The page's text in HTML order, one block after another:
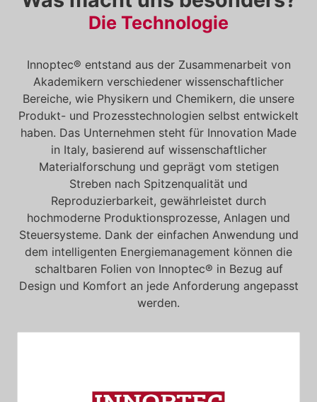
Die Technologie
Innoptec® entstand aus der Zusammenarbeit von
Akademikern verschiedener wissenschaftlicher
Bereiche, wie Physikern und Chemikern, die unsere
Produkt- und Prozesstechnologien selbst entwickelt
haben. Das Unternehmen steht für Innovation Made
in Italy, basierend auf wissenschaftlicher
Materialforschung und geprägt vom stetigen
Streben nach Spitzenqualität und
Reproduzierbarkeit, gewährleistet durch
hochmoderne Produktionsprozesse, Anlagen und
Steuersysteme. Dank der einfachen Anwendung und
dem intelligenten Energiemanagement können die
schaltbaren Folien von Innoptec® in Bezug auf
Design und Komfort an jede Anforderung angepasst
werden.